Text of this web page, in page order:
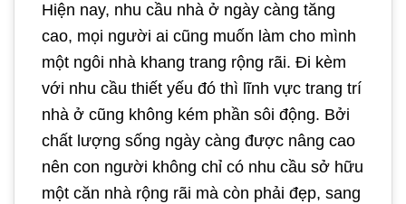
Hiện nay, nhu cầu nhà ở ngày càng tăng
cao, mọi người ai cũng muốn làm cho mình
một ngôi nhà khang trang rộng rãi. Đi kèm
với nhu cầu thiết yếu đó thì lĩnh vực trang trí
nhà ở cũng không kém phần sôi động. Bởi
chất lượng sống ngày càng được nâng cao
nên con người không chỉ có nhu cầu sở hữu
một căn nhà rộng rãi mà còn phải đẹp, sang